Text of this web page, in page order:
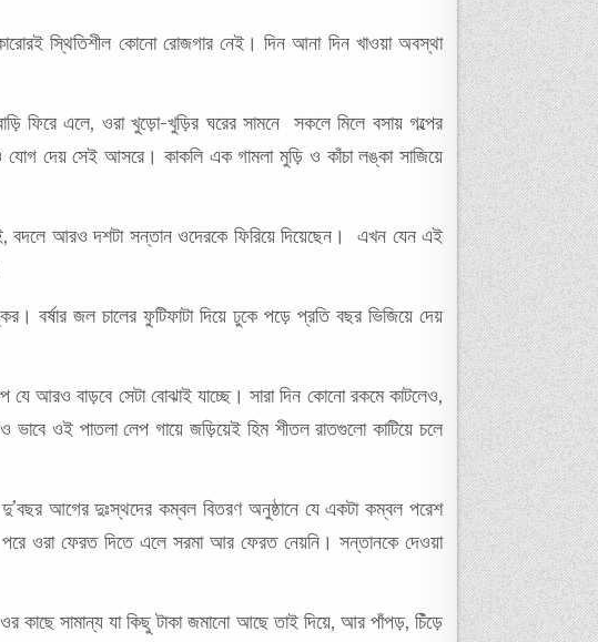
স্থিতিশীল কোনো রোজগার নেই। দিন আনা দিন খাওয়া অবস্থা
ফিরে এলে, ওরা খুড়ো-খুড়ির ঘরের সামনে সকলে মিলে বসায় গল্পের
যোগ দেয় সেই আসরে। কাকলি এক গামলা মুড়ি ও কাঁচা লঙ্কা সাজিয়ে
বদলে আরও দশটা সন্তান ওদেরকে ফিরিয়ে দিয়েছেন। এখন যেন এই
বর্ষার জল চালের ফুটিফাটা দিয়ে ঢুকে পড়ে প্রতি বছর ভিজিয়ে দেয়
যে আরও বাড়বে সেটা বোঝাই যাচ্ছে। সারা দিন কোনো রকমে কাটলেও,
ওই পাতলা লেপ গায়ে জড়িয়েই হিম শীতল রাতগুলো কাটিয়ে চলে
আগের দুঃস্থদের কম্বল বিতরণ অনুষ্ঠানে যে একটা কম্বল পরেশ
পরে ওরা ফেরত দিতে এলে সরমা আর ফেরত নেয়নি। সন্তানকে দেওয়া
সামান্য যা কিছু টাকা জমানো আছে তাই দিয়ে, আর পাঁপড়, চিঁড়ে